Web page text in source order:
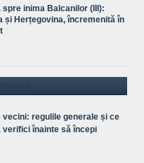
inima Balcanilor (III):
și Herțegovina, încremenită în
vecini: regulile generale și ce
verifici înainte să începi